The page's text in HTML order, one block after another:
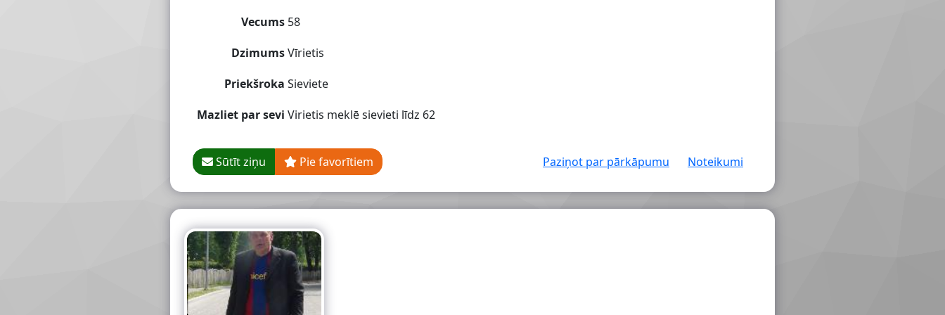
Vecums 58
DzimumsVīrietis
Priekšroka Sieviete
Mazliet par sevi Virietis meklē sievieti līdz 62
Sūtīt ziņu Pie favorītiem Paziņot par pārkāpumu Noteikumi